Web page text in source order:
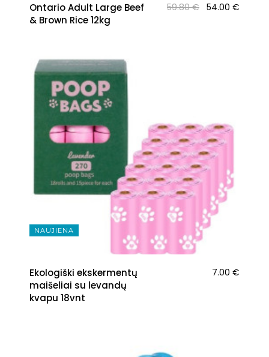
Ontario Adult Large Beef
& Brown Rice 12kg
59.80€ Original
54.00 €
NAUJIENA
Ekologiški ekskermentų
maišeliai su levandų
kvapu 18vnt
7.00 €